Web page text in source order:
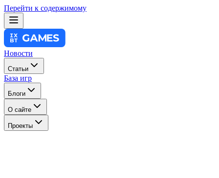
Перейти к содержимому
Новости
Статьи
База игр
Блоги
О сайте
Проекты